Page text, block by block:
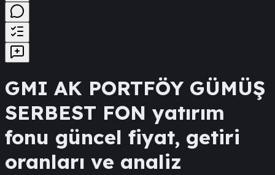
GMI AK PORTFÖY GÜMÜŞ
SERBEST FON yatırım
fonu güncel fiyat, getiri
oranları ve analiz